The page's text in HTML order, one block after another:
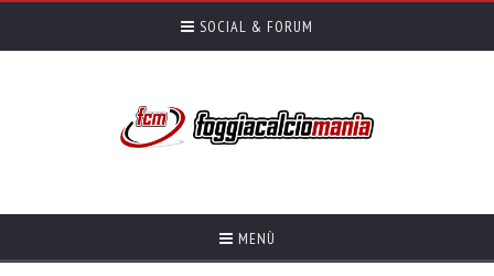
SOCIAL & FORUM
MENÙ